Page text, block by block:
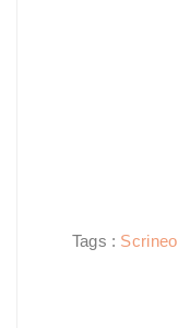
Tags : Scrineo